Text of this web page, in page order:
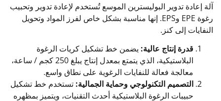
آلة إعادة تدوير البوليسترين الموسع تُستخدم لإعادة تدوير وتحبيب
رغوة EPE وEPS. إنها مناسبة بشكل خاص لفرز المواد وتحويل
النفايات إلى كنز.
قدرة إنتاج عالية: يضمن خط تشكيل كريات الرغوة
البلاستيكية، الذي يتمتع بمعدل إنتاج يبلغ 250 كجم / ساعة،
معالجة فعالة للنفايات الرغوية على نطاق واسع.
التصميم التكنولوجي وحماية الجمالية: تستخدم خط تشكيل
حبيبات الرغوة البلاستيكية أحدث التقنيات، ويتميز بمظهره